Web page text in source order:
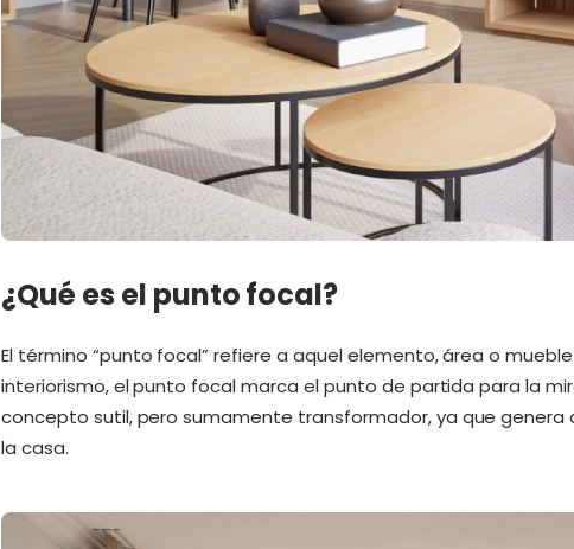
¿Qué es el punto focal?
El término “punto focal” refiere a aquel elemento, área o
interiorismo, el punto focal marca el punto de partida para la
concepto sutil, pero sumamente transformador, ya que
la casa.